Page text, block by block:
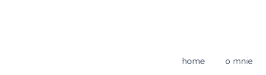
home o mnie